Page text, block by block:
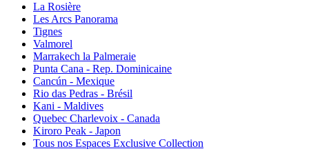
La Rosière
Les Arcs Panorama
Tignes
Valmorel
Marrakech la Palmeraie
Punta Cana - Rep. Dominicaine
Cancún - Mexique
Rio das Pedras - Brésil
Kani - Maldives
Quebec Charlevoix - Canada
Kiroro Peak - Japon
Tous nos Espaces Exclusive Collection